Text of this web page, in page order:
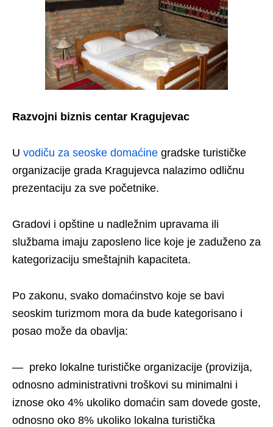
Razvojni biznis centar Kragujevac
U vodiču za seoske domaćine gradske turističke
organizacije grada Kragujevca nalazimo odličnu
prezentaciju za sve početnike.
Gradovi i opštine u nadležnim upravama ili
službama imaju zaposleno lice koje je zaduženo za
kategorizaciju smeštajnih kapaciteta.
Po zakonu, svako domaćinstvo koje se bavi
seoskim turizmom mora da bude kategorisano i
posao može da obavlja:
— preko lokalne turističke organizacije (provizija,
odnosno administrativni troškovi su minimalni i
iznose oko 4% ukoliko domaćin sam dovede goste,
odnosno oko 8% ukoliko lokalna turistička